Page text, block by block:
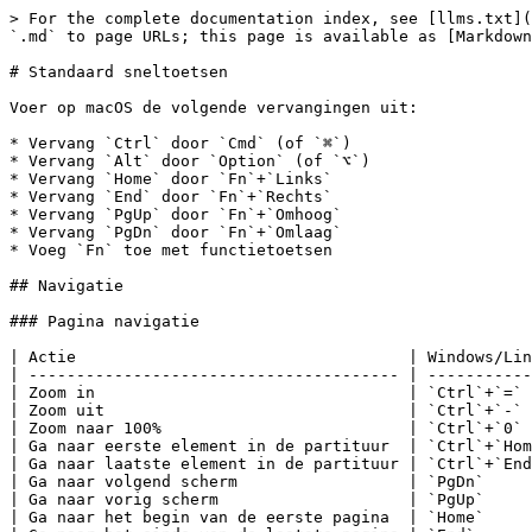
> For the complete documentation index, see [llms.txt](https://handbook.musescore.org/llms.txt). Markdown versions of documentation pages are available by appending `.md` to page URLs; this page is available as [Markdown](https://handbook.musescore.org/nl/basics/default-keyboard-shortcuts.md).

# Standaard sneltoetsen

Voer op macOS de volgende vervangingen uit:

* Vervang `Ctrl` door `Cmd` (of `⌘`)
* Vervang `Alt` door `Option` (of `⌥`)
* Vervang `Home` door `Fn`+`Links`
* Vervang `End` door `Fn`+`Rechts`
* Vervang `PgUp` door `Fn`+`Omhoog`
* Vervang `PgDn` door `Fn`+`Omlaag`
* Voeg `Fn` toe met functietoetsen

## Navigatie

### Pagina navigatie

| Actie                                   | Windows/Linux | macOS               |
| --------------------------------------- | ------------- | ------------------- |
| Zoom in                                 | `Ctrl`+`=`    | `Cmd`+`=`           |
| Zoom uit                                | `Ctrl`+`-`    | `Cmd`+`-`           |
| Zoom naar 100%                          | `Ctrl`+`0`    | `Cmd`+`0`           |
| Ga naar eerste element in de partituur  | `Ctrl`+`Home` | `Cmd`+`Fn`+`Links`  |
| Ga naar laatste element in de partituur | `Ctrl`+`End`  | `Cmd`+`Fn`+`Rechts` |
| Ga naar volgend scherm                  | `PgDn`        | `Fn`+`Omlaag`       |
| Ga naar vorig scherm                    | `PgUp`        | `Fn`+`Omhoog`       |
| Ga naar het begin van de eerste pagina  | `Home`        | `Fn`+`Links`        |
| Ga naar het einde van de laatste pagina | `End`         | `Fn`+`Rechts`       |
| Ga naar de volgende pagina              | `Ctrl`+`PgDn` | `Cmd`+`Fn`+`Omlaag` |
| Ga naar de vorige pagina                | `Ctrl`+`PgUp` | `Cmd`+`Fn`+`Omhoog` |
| Zoek/ga naar                            | `Ctrl`+`F`    | `Cmd`+`F`           |

### Partituur navigatie

| Actie                                  | Windows/Linux   | macOS             |
| -------------------------------------- | --------------- | ----------------- |
| Selecteer volgend akkoord              | `Rechts`        | `Rechts`          |
| Selecteer vorig akkoord                | `Links`         | `Links`           |
| Ga naar volgende maat                  | `Ctrl`+`Rechts` | `Cmd`+`Rechts`    |
| Ga naar vorige maat                    | `Ctrl`+`Links`  | `Cmd`+`Links`     |
| Selecteer volgend element in partituur | `Alt`+`Rechts`  | `Option`+`Rechts` |
| Selecteer vorig element in partituur   | `Alt`+`Links`   | `Option`+`Links`  |
| Selecteer noot/rust erboven            | `Alt`+`Omhoog`  | `Option`+`Omhoog` |
| Selecteer noot/rust eronder            | `Alt`+`Omlaag`  | `Option`+`Omlaag` |

## Noteninvoer

### Algemeen

| Actie                                     | Windows/Linux    | macOS              |
| ----------------------------------------- | ---------------- | ------------------ |
| Noot-invoer: schakel 'invoermodus' in/uit | `N`              | `N`                |
| Toon/verberg pianoklavier                 | `P`              | `P`